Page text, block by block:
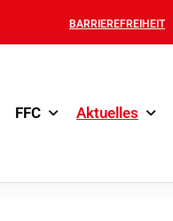
BARRIEREFREIHEIT
FFC Aktuelles